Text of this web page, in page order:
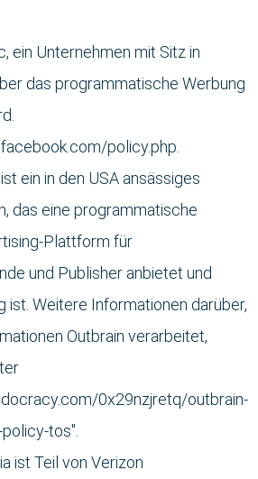
ein Unternehmen mit Sitz in
das programmatische Werbung
policy.php.
ein in den USA ansässiges
das eine programmatische
Plattform für
und Publisher anbietet und
ist. Weitere Informationen darüber,
Outbrain verarbeitet,
0x29nzjretq/outbrain-
tos".
ist Teil von Verizon